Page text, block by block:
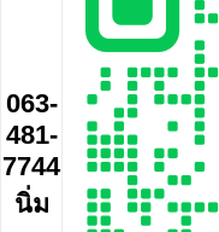
063-
481-
7744
นิ่ม